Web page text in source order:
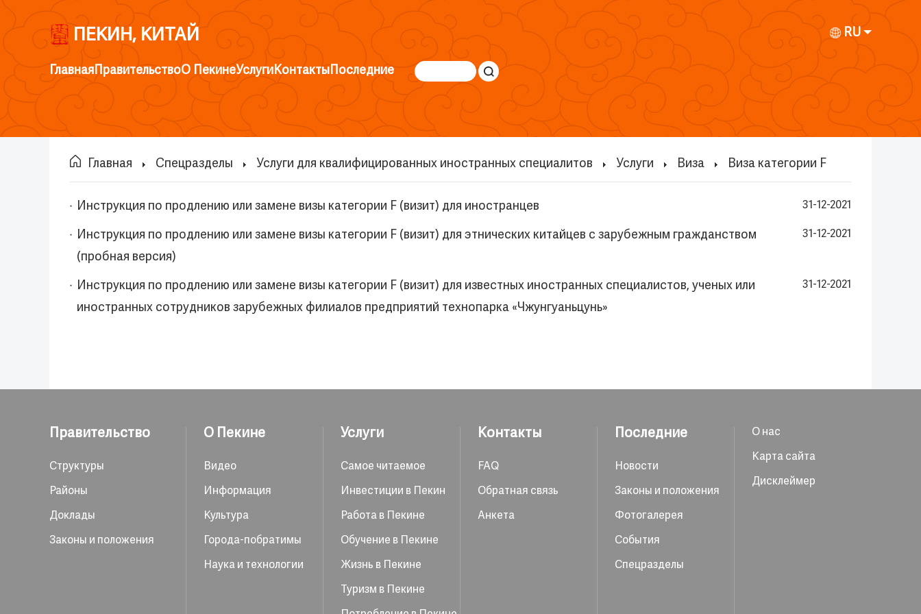
ПЕКИН, КИТАЙ RU
ГлавнаяПравительствоО ПекинеУслугиКонтактыПоследние
Главная Спецразделы Услуги для квалифицированных иностранных специалитов Услуги Виза Виза категории F
Инструкция по продлению или замене визы категории F (визит) для иностранцев 31-12-2021
Инструкция по продлению или замене визы категории F (визит) для этнических китайцев с зарубежным гражданством
(пробная версия)
31-12-2021
Инструкция по продлению или замене визы категории F (визит) для известных иностранных специалистов, ученых или
иностранных сотрудников зарубежных филиалов предприятий технопарка «Чжунгуаньцунь»
31-12-2021
Правительство
Структуры
Районы
Доклады
Законы и положения
О Пекине
Видео
Информация
Культура
Города-побратимы
Наука и технологии
Услуги
Самое читаемое
Инвестиции в Пекин
Работа в Пекине
Обучение в Пекине
Жизнь в Пекине
Туризм в Пекине
Контакты
FAQ
Обратная связь
Анкета
Последние
Новости
Законы и положения
Фотогалерея
События
Спецразделы
О нас
Карта сайта
Дисклеймер